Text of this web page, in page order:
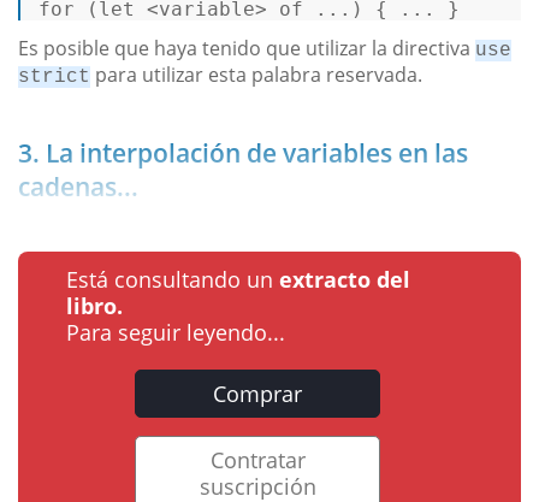
for ( let <variable> of ...) { ... }
Es posible que haya tenido que utilizar la directiva use
strict para utilizar esta palabra reservada.
3. La interpolación de variables en las
cadenas...
Está consultando un extracto del
libro.
Para seguir leyendo...
Comprar
Contratar
suscripción